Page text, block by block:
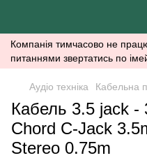
Компанія тимчасово не
питаннями звертатись по
Аудіо техніка Кабельна
Кабель 3.5 jack -
Chord C-Jack
Stereo 0.75m